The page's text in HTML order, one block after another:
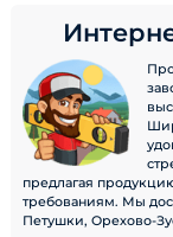
предлагая
требованиям. Мы
Петушки, Орехово-